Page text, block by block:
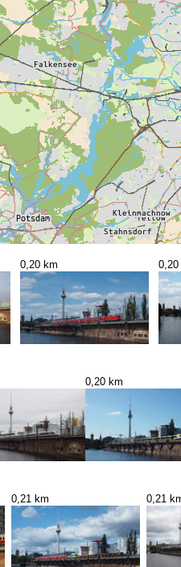
0,20 km 0,20
0,20 km
0,21 km 0,21